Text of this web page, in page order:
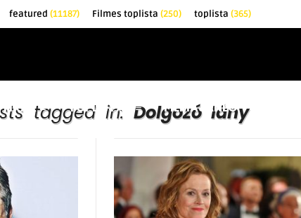
featured (11187) Filmes toplista (250) toplista (365)
TOPLISTÁK FILMAJÁNLÓ
tagged in: Dolgozó lány